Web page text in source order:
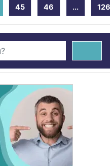
(current)
45 46 ... 126